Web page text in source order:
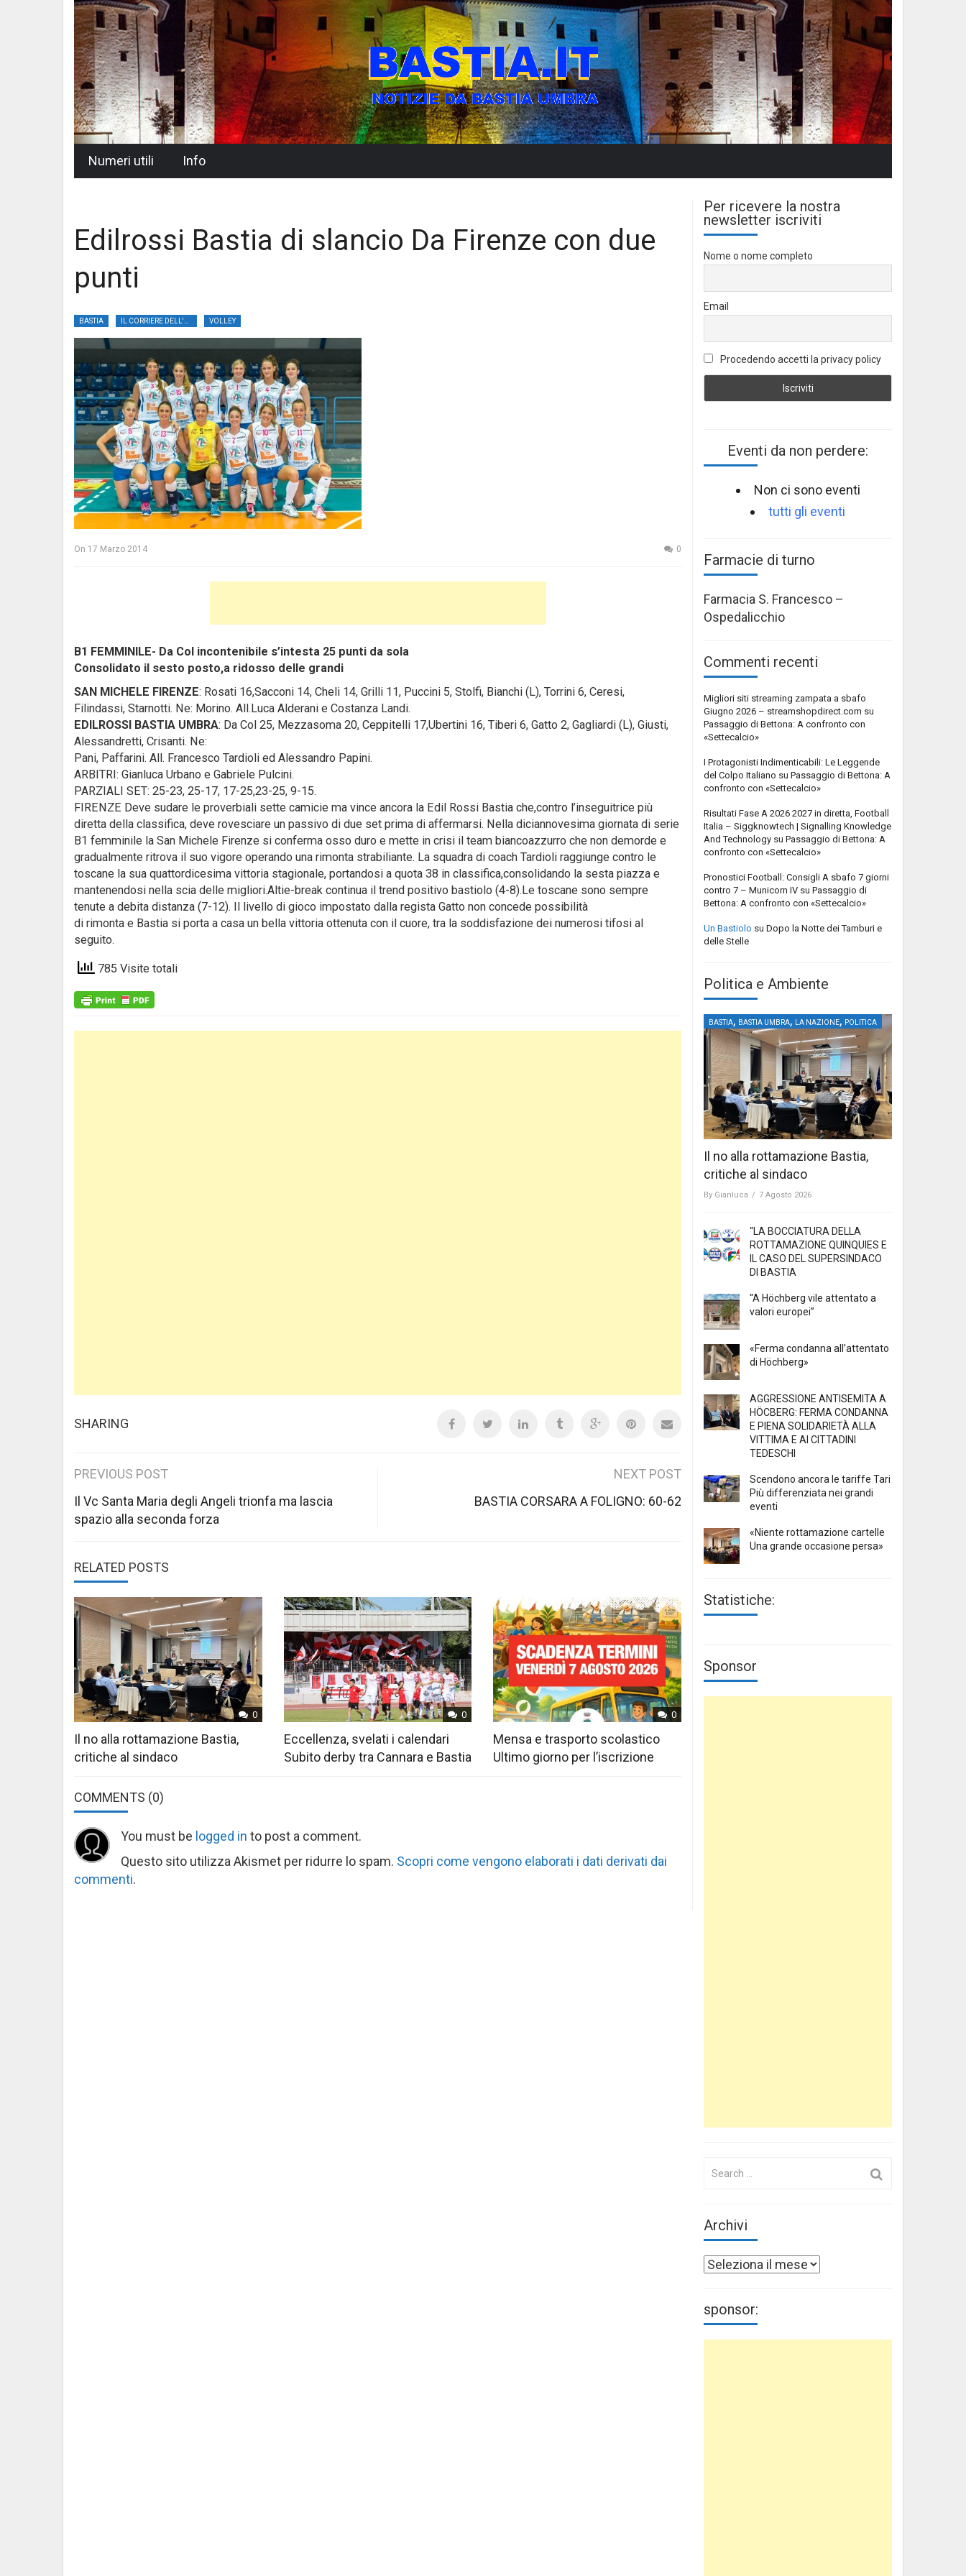
Numeri utili Info
Edilrossi Bastia di slancio Da Firenze con due
punti
BASTIA VOLLEY
On 17 Marzo 2014 0
B1 FEMMINILE- Da Col incontenibile s’intesta 25 punti da sola
Consolidato il sesto posto,a ridosso delle grandi
SAN MICHELE FIRENZE: Rosati 16,Sacconi 14, Cheli 14, Grilli 11, Puccini 5, Stolfi, Bianchi (L), Torrini 6, Ceresi,
Filindassi, Starnotti. Ne: Morino. All.Luca Alderani e Costanza Landi.
EDILROSSI BASTIA UMBRA: Da Col 25, Mezzasoma 20, Ceppitelli 17,Ubertini 16, Tiberi 6, Gatto 2, Gagliardi (L), Giusti,
Alessandretti, Crisanti. Ne:
Pani, Paffarini. All. Francesco Tardioli ed Alessandro Papini.
ARBITRI: Gianluca Urbano e Gabriele Pulcini.
PARZIALI SET: 25-23, 25-17, 17-25,23-25, 9-15.
FIRENZE Deve sudare le proverbiali sette camicie ma vince ancora la Edil Rossi Bastia che,contro l’inseguitrice più
diretta della classifica, deve rovesciare un passivo di due set prima di affermarsi. Nella diciannovesima giornata di serie
B1 femminile la San Michele Firenze si conferma osso duro e mette in crisi il team biancoazzurro che non demorde e
gradualmente ritrova il suo vigore operando una rimonta strabiliante. La squadra di coach Tardioli raggiunge contro le
toscane la sua quattordicesima vittoria stagionale, portandosi a quota 38 in classifica,consolidando la sesta piazza e
mantenendosi nella scia delle migliori.Altie-break continua il trend positivo bastiolo (4-8).Le toscane sono sempre
tenute a debita distanza (7-12). Il livello di gioco impostato dalla regista Gatto non concede possibilità
di rimonta e Bastia si porta a casa un bella vittoria ottenuta con il cuore, tra la soddisfazione dei numerosi tifosi al
seguito.
785 Visite totali
SHARING
Post
navigation
PREVIOUS POST
Il Vc Santa Maria degli Angeli trionfa ma lascia
spazio alla seconda forza
NEXT POST
BASTIA CORSARA A FOLIGNO: 60-62
RELATED POSTS
0
Il no alla rottamazione Bastia,
critiche al sindaco
0
Eccellenza, svelati i calendari
Subito derby tra Cannara e Bastia
0
Mensa e trasporto scolastico
Ultimo giorno per l’iscrizione
COMMENTS (0)
You must be logged in to post a comment.
Questo sito utilizza Akismet per ridurre lo spam. Scopri come vengono elaborati i dati derivati dai
commenti.
Per ricevere la nostra
newsletter iscriviti
Nome o nome completo
Email
Procedendo accetti la privacy policy
Eventi da non perdere:
Non ci sono eventi
tutti gli eventi
Farmacie di turno
Farmacia S. Francesco –
Ospedalicchio
Commenti recenti
Migliori siti streaming zampata a sbafo
Giugno 2026 – streamshopdirect.com su
Passaggio di Bettona: A confronto con
«Settecalcio»
I Protagonisti Indimenticabili: Le Leggende
del Colpo Italiano su Passaggio di Bettona: A
confronto con «Settecalcio»
Risultati Fase A 2026 2027 in diretta, Football
Italia – Siggknowtech | Signalling Knowledge
And Technology su Passaggio di Bettona: A
confronto con «Settecalcio»
Pronostici Football: Consigli A sbafo 7 giorni
contro 7 – Municorn IV su Passaggio di
Bettona: A confronto con «Settecalcio»
Un Bastiolo su Dopo la Notte dei Tamburi e
delle Stelle
Politica e Ambiente
BASTIA, BASTIA UMBRA, LA NAZIONE, POLITICA
Il no alla rottamazione Bastia,
critiche al sindaco
By Gianluca / 7 Agosto 2026
“LA BOCCIATURA DELLA
ROTTAMAZIONE QUINQUIES E
IL CASO DEL SUPERSINDACO
DI BASTIA
“A Höchberg vile attentato a
valori europei”
«Ferma condanna all’attentato
di Höchberg»
AGGRESSIONE ANTISEMITA A
HÖCBERG: FERMA CONDANNA
E PIENA SOLIDARIETÀ ALLA
VITTIMA E AI CITTADINI
TEDESCHI
Scendono ancora le tariffe Tari
Più differenziata nei grandi
eventi
«Niente rottamazione cartelle
Una grande occasione persa»
Statistiche:
Sponsor
Archivi
Archivi
sponsor: